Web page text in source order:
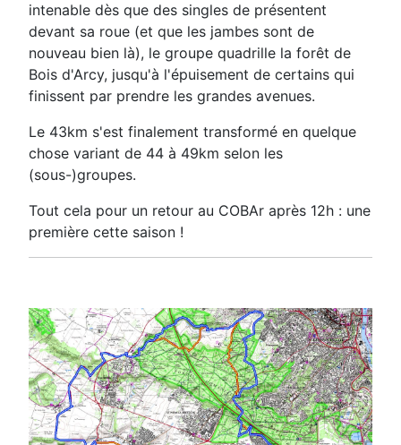
intenable dès que des singles de présentent
devant sa roue (et que les jambes sont de
nouveau bien là), le groupe quadrille la forêt de
Bois d'Arcy, jusqu'à l'épuisement de certains qui
finissent par prendre les grandes avenues.
Le 43km s'est finalement transformé en quelque
chose variant de 44 à 49km selon les
(sous-)groupes.
Tout cela pour un retour au COBAr après 12h : une
première cette saison !